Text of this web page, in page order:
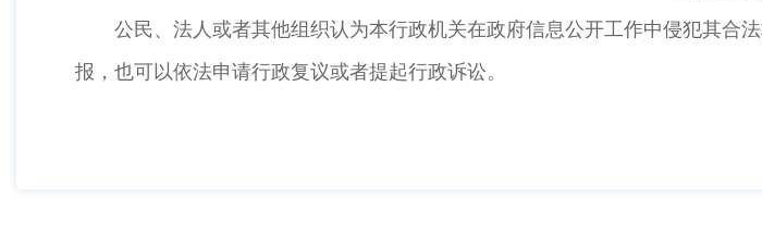
公民、法人或者其他组织认为本行政机关在政府信息公开工作中侵犯其合
报，也可以依法申请行政复议或者提起行政诉讼。